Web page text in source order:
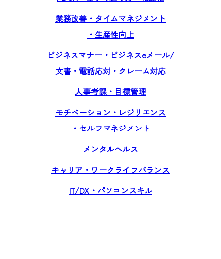
業務改善・タイムマネジメント
・生産性向上
ビジネスマナー・ビジネスeメール/
文書・電話応対・クレーム対応
人事考課・目標管理
モチベーション・レジリエンス
・セルフマネジメント
メンタルヘルス
キャリア・ワークライフバランス
IT/DX・パソコンスキル